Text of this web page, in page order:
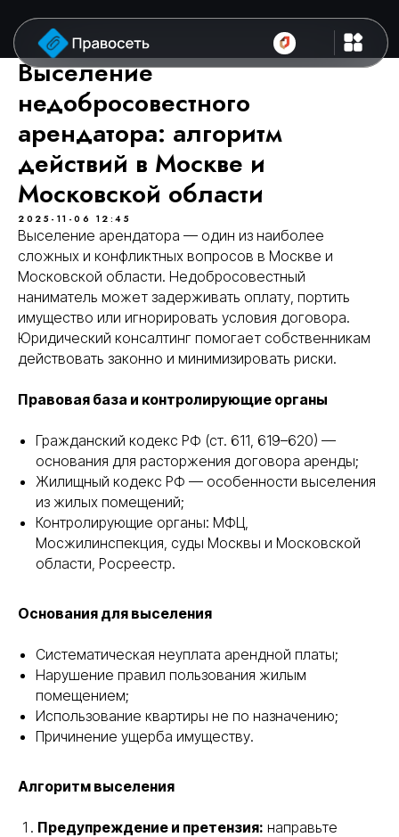
Выселение
недобросовестного
арендатора: алгоритм
действий в Москве и
Московской области
2025-11-06 12:45
Выселение арендатора — один из наиболее
сложных и конфликтных вопросов в Москве и
Московской области. Недобросовестный
наниматель может задерживать оплату, портить
имущество или игнорировать условия договора.
Юридический консалтинг помогает собственникам
действовать законно и минимизировать риски.
Правовая база и контролирующие органы
Гражданский кодекс РФ (ст. 611, 619–620) —
основания для расторжения договора аренды;
Жилищный кодекс РФ — особенности выселения
из жилых помещений;
Контролирующие органы: МФЦ,
Мосжилинспекция, суды Москвы и Московской
области, Росреестр.
Основания для выселения
Систематическая неуплата арендной платы;
Нарушение правил пользования жилым
помещением;
Использование квартиры не по назначению;
Причинение ущерба имуществу.
Алгоритм выселения
Предупреждение и претензия: направьте